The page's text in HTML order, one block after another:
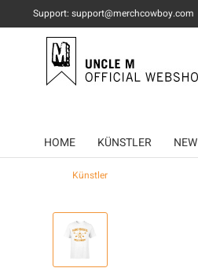
Support: support@merchcowboy.com
HOME KÜNSTLER NEW
Künstler